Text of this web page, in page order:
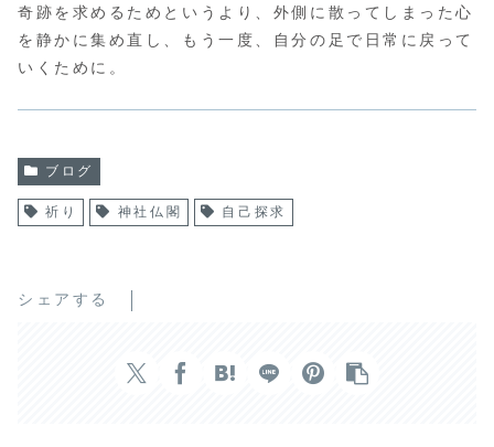
奇跡を求めるためというより、外側に散ってしまった心
を静かに集め直し、もう一度、自分の足で日常に戻って
いくために。
ブログ
祈り 神社仏閣 自己探求
シェアする